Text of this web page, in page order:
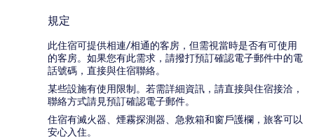
規定
此住宿可提供相連/相通的客房，但需視當時是否有可使用
的客房。如果您有此需求，請撥打預訂確認電子郵件中的電
話號碼，直接與住宿聯絡。
某些設施有使用限制。若需詳細資訊，請直接與住宿接洽，
聯絡方式請見預訂確認電子郵件。
住宿有滅火器、煙霧探測器、急救箱和窗戶護欄，旅客可以
安心入住。